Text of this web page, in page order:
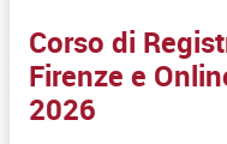
Corso di
Firenze e
2026